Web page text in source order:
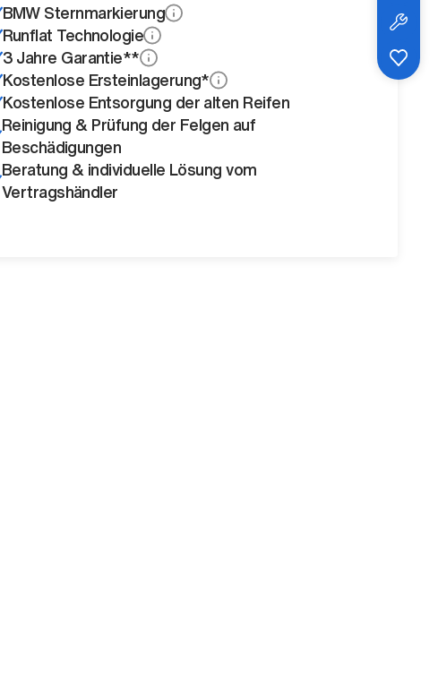
BMW Sternmarkierung
Runflat Technologie
3 Jahre Garantie**
Kostenlose Ersteinlagerung*
Kostenlose Entsorgung der alten Reifen
Reinigung & Prüfung der Felgen auf
Beschädigungen
Beratung & individuelle Lösung vom
Vertragshändler